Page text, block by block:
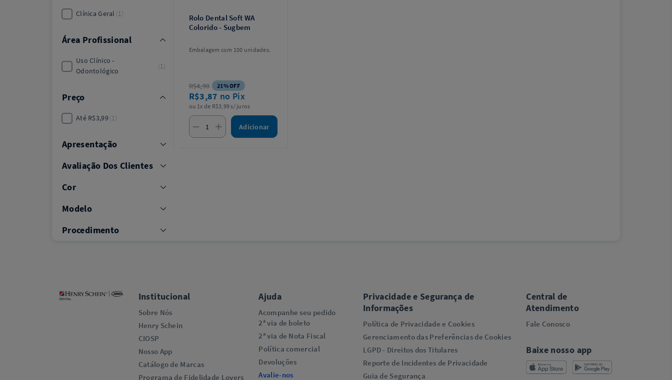
Rolo Dental Soft WA
Colorido - Sugbem
Embalagem com 100 unidades.
R$4,90 21% OFF
R$3,87 no Pix
ou 1x de R$3,99 s/ juros
Adicionar
Clínica Geral 1
Área Profissional
Uso Clínico -
Odontológico
1
Preço
Até R$3,99 1
Apresentação
Avaliação Dos Clientes
Cor
Modelo
Procedimento
Institucional
Sobre Nós
Henry Schein
CIOSP
Nosso App
Catálogo de Marcas
Programa de Fidelidade Lovers​
Ajuda
Acompanhe seu pedido
2ª via de boleto
2ª via de Nota Fiscal
Política comercial
Devoluções
Avalie-nos
Privacidade e Segurança de
Informações
Política de Privacidade e Cookies
Gerenciamento das Preferências de Cookies
LGPD - Direitos dos Titulares
Reporte de Incidentes de Privacidade
Guia de Segurança
Central de
Atendimento
Fale Conosco
Baixe nosso app